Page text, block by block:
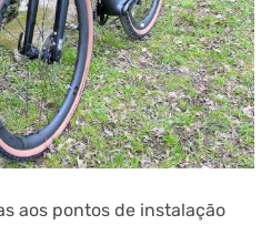
aos pontos de instalação